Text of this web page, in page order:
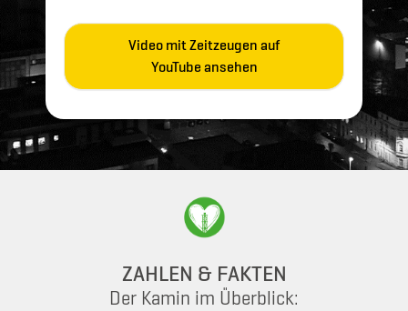
Video mit Zeitzeugen auf
YouTube ansehen
ZAHLEN & FAKTEN
Der Kamin im Überblick: